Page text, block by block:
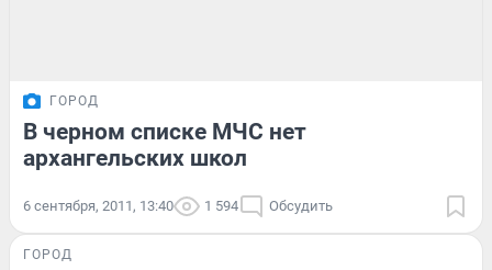
ГОРОД
В черном списке МЧС нет
архангельских школ
6 сентября, 2011, 13:40 1 594 Обсудить
ГОРОД